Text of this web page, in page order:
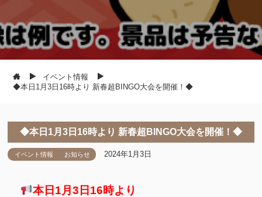
イベント情報
◆本日1月3日16時より 新春超BINGO大会を開催！◆
◆本日1月3日16時より 新春超BINGO大会を開催！◆
イベント情報 お知らせ 2024年1月3日
本日1月3日16時より